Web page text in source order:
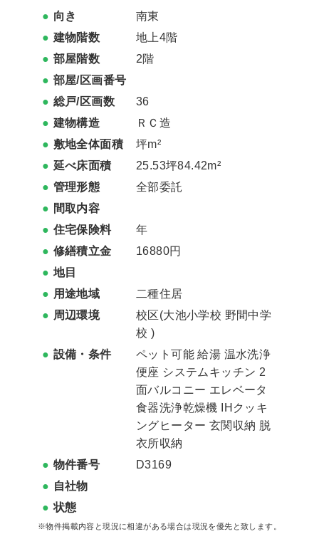
向き
南東
建物階数
地上4階
部屋階数
2階
部屋/区画番号
総戸/区画数
36
建物構造
ＲＣ造
敷地全体面積
坪m²
延べ床面積
25.53坪84.42m²
管理形態
全部委託
間取内容
住宅保険料
年
修繕積立金
16880円
地目
用途地域
二種住居
周辺環境
校区(大池小学校 野間中学
校 )
設備・条件
ペット可能 給湯 温水洗浄
便座 システムキッチン 2
面バルコニー エレベータ
食器洗浄乾燥機 IHクッキ
ングヒーター 玄関収納 脱
衣所収納
物件番号
D3169
自社物
状態
※物件掲載内容と現況に相違がある場合は現況を優先と致します。